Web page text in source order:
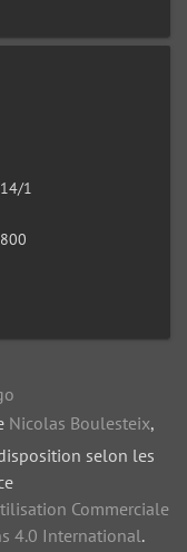
14/1
800
Nicolas Boulesteix,
selon les
Commerciale
4.0 International.